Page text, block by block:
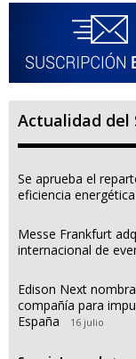
Actualidad del
Se aprueba el
eficiencia
Messe Frankfurt
internacional de
Edison Next
compañía para
España
16 julio